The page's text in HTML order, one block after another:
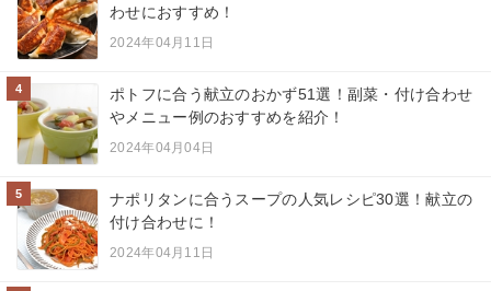
わせにおすすめ！
2024年04月11日
4
ポトフに合う献立のおかず51選！副菜・付け合わせ
やメニュー例のおすすめを紹介！
2024年04月04日
5
ナポリタンに合うスープの人気レシピ30選！献立の
付け合わせに！
2024年04月11日